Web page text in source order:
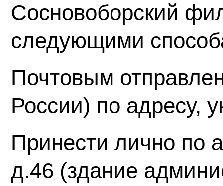
Сосновоборский
следующими
Почтовым
России) по адресу,
Принести лично по
д.46 (здание